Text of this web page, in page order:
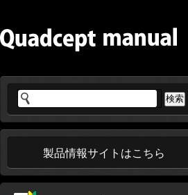
製品情報サイトはこちら